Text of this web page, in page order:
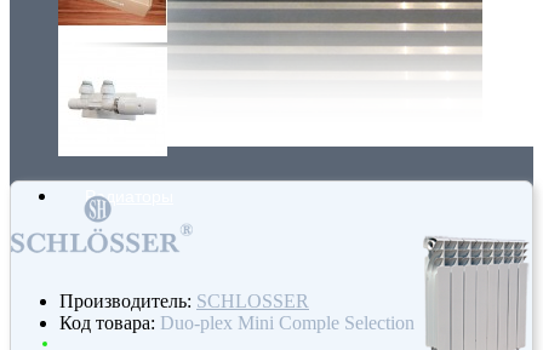
Радиаторы
Производитель: SCHLOSSER
Код товара: Duo-plex Mini Comple Selection